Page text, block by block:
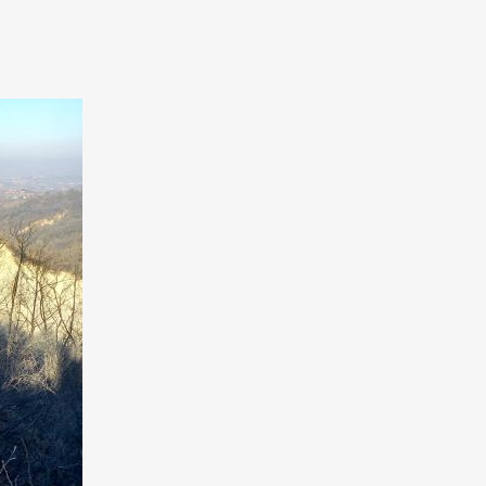
all’
nei
di
ed